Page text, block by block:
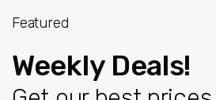
Featured
Weekly Deals!